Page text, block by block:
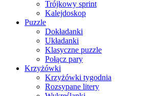
Trójkowy sprint
Kalejdoskop
Puzzle
Dokładanki
Układanki
Klasyczne puzzle
Połącz pary
Krzyżówki
Krzyżówki tygodnia
Rozsypane litery